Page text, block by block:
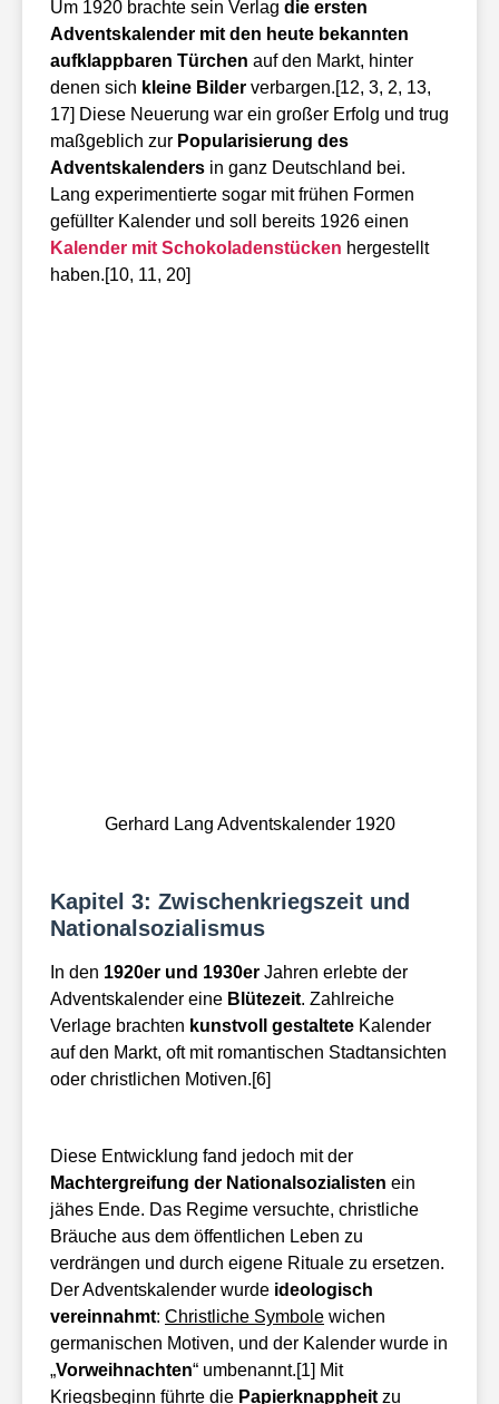
Um 1920 brachte sein Verlag die ersten
Adventskalender mit den heute bekannten
aufklappbaren Türchen auf den Markt, hinter
denen sich kleine Bilder verbargen.[12, 3, 2, 13,
17] Diese Neuerung war ein großer Erfolg und trug
maßgeblich zur Popularisierung des
Adventskalenders in ganz Deutschland bei.
Lang experimentierte sogar mit frühen Formen
gefüllter Kalender und soll bereits 1926 einen
Kalender mit Schokoladenstücken hergestellt
haben.[10, 11, 20]
Gerhard Lang Adventskalender 1920
Kapitel 3: Zwischenkriegszeit und
Nationalsozialismus
In den 1920er und 1930er Jahren erlebte der
Adventskalender eine Blütezeit. Zahlreiche
Verlage brachten kunstvoll gestaltete Kalender
auf den Markt, oft mit romantischen Stadtansichten
oder christlichen Motiven.[6]
Diese Entwicklung fand jedoch mit der
Machtergreifung der Nationalsozialisten ein
jähes Ende. Das Regime versuchte, christliche
Bräuche aus dem öffentlichen Leben zu
verdrängen und durch eigene Rituale zu ersetzen.
Der Adventskalender wurde ideologisch
vereinnahmt: Christliche Symbole wichen
germanischen Motiven, und der Kalender wurde in
„Vorweihnachten“ umbenannt.[1] Mit
Kriegsbeginn führte die Papierknappheit zu